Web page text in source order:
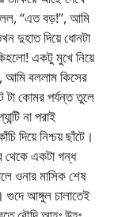
“এত বড়!”, আমি
দুহাত দিয়ে ধোনটা
একটু মুখে নিয়ে
আমি বললাম কিসের
টা কোমর পর্যন্ত তুলে
না পরাই
দিয়ে নিশ্চয় ছাঁটে।
একটা গন্ধ
ওনার মাসিক শেষ
আঙ্গুল চালাতেই